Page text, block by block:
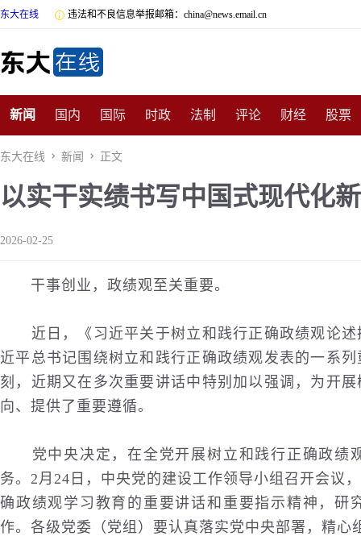
东大在线  违法和不良信息举报邮箱：china@news.email.cn
新闻 国内 国际 时政 法制 评论 财经 股票
数码 民俗 招商
非遗 公益 娱乐 游戏 影视 明星 时尚 体育
东大在线  新闻  正文
以实干实绩书写中国式现代化
2026-02-25
干事创业，政绩观至关重要。
近日，《习近平关于树立和践行正确政绩观论述
近平总书记围绕树立和践行正确政绩观发表的一系
刻，近期又在多次重要讲话中特别加以强调，为开
向、提供了重要遵循。
党中央决定，在全党开展树立和践行正确政绩
务。2月24日，中央党的建设工作领导小组召开会议
确政绩观学习教育的重要讲话和重要指示精神，研
作。各级党委（党组）要认真落实党中央部署，精心